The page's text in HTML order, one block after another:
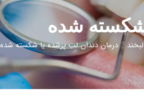
شکسته شده
>درمان دندان لب پرشده یا شکسته شده